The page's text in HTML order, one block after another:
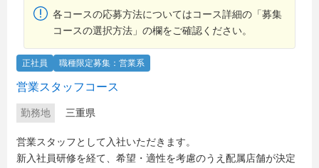
各コースの応募方法についてはコース詳細の「募集
コースの選択方法」の欄をご確認ください。
正社員 職種限定募集：営業系
営業スタッフコース
勤務地 三重県
営業スタッフとして入社いただきます。
新入社員研修を経て、希望・適性を考慮のうえ配属店舗が決定